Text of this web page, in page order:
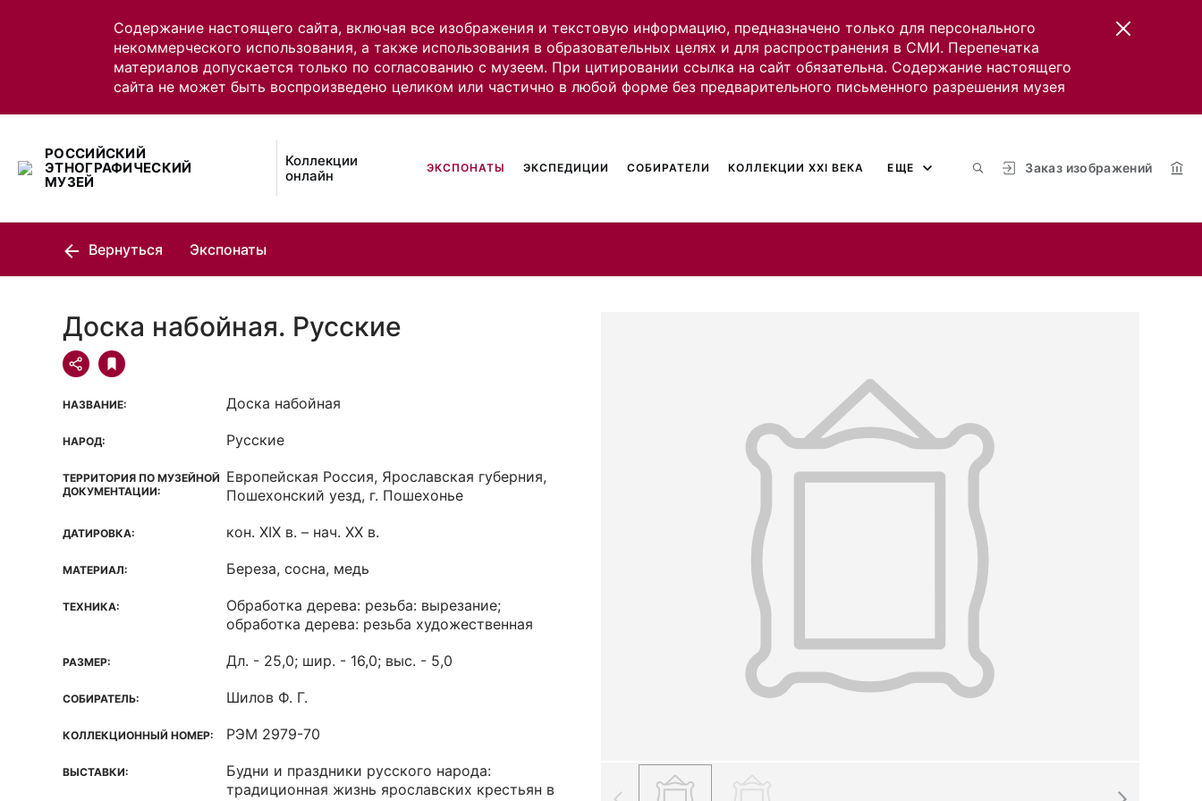
Содержание настоящего сайта, включая все изображения и текстовую информацию, предназначено только для персонального
некоммерческого использования, а также использования в образовательных целях и для распространения в СМИ. Перепечатка
материалов допускается только по согласованию с музеем. При цитировании ссылка на сайт обязательна. Содержание настоящего
сайта не может быть воспроизведено целиком или частично в любой форме без предварительного письменного разрешения музея
РОССИЙСКИЙ
ЭТНОГРАФИЧЕСКИЙ
МУЗЕЙ
Коллекции
онлайн
Заказ изображений
ЭКСПОНАТЫ ЭКСПЕДИЦИИ СОБИРАТЕЛИ КОЛЛЕКЦИИ XXI ВЕКА ЕЩЕ
Вернуться Экспонаты
Доска набойная. Русские
НАЗВАНИЕ: Доска набойная
НАРОД: Русские
ТЕРРИТОРИЯ ПО МУЗЕЙНОЙ
ДОКУМЕНТАЦИИ:
Европейская Россия, Ярославская губерния,
Пошехонский уезд, г. Пошехонье
ДАТИРОВКА: кон. XIX в. – нач. XX в.
МАТЕРИАЛ: Береза, сосна, медь
ТЕХНИКА:
Обработка дерева: резьба: вырезание;
обработка дерева: резьба художественная
РАЗМЕР: Дл. - 25,0; шир. - 16,0; выс. - 5,0
СОБИРАТЕЛЬ: Шилов Ф. Г.
КОЛЛЕКЦИОННЫЙ НОМЕР: РЭМ 2979-70
ВЫСТАВКИ:
Будни и праздники русского народа:
традиционная жизнь ярославских крестьян в